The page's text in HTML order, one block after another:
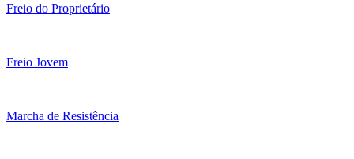
Freio do Proprietário
Freio Jovem
Marcha de Resistência